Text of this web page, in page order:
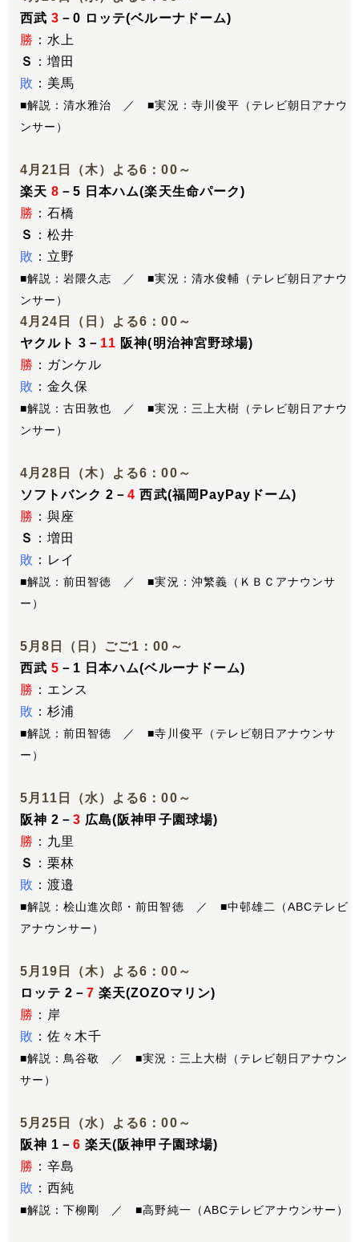
西武3 －0 ロッテ(ベルーナドーム)
勝 ：水上
Ｓ
：増田
敗 ：美馬
■解説：清水雅治 ／ ■実況：寺川俊平（テレビ朝日アナウ
ンサー）
4月21日（木）よる6：00～
楽天8 －5 日本ハム(楽天生命パーク)
勝 ：石橋
Ｓ
：松井
敗 ：立野
■解説：岩隈久志 ／ ■実況：清水俊輔（テレビ朝日アナウ
ンサー）
4月24日（日）よる6：00～
ヤクルト 3－ 11 阪神(明治神宮野球場)
勝 ：ガンケル
敗 ：金久保
■解説：古田敦也 ／ ■実況：三上大樹（テレビ朝日アナウ
ンサー）
4月28日（木）よる6：00～
ソフトバンク 2－4 西武(福岡PayPayドーム)
勝 ：與座
Ｓ
：増田
敗 ：レイ
■解説：前田智徳 ／ ■実況：沖繁義（ＫＢＣアナウンサ
ー）
5月8日（日）ごご1：00～
西武5 －1 日本ハム(ベルーナドーム)
勝 ：エンス
敗 ：杉浦
■解説：前田智徳 ／ ■寺川俊平（テレビ朝日アナウンサ
ー）
5月11日（水）よる6：00～
阪神 2－3 広島(阪神甲子園球場)
勝 ：九里
Ｓ
：栗林
敗 ：渡邉
■解説：桧山進次郎・前田智徳 ／ ■中邨雄二（ABCテレビ
アナウンサー）
5月19日（木）よる6：00～
ロッテ 2－7 楽天(ZOZOマリン)
勝 ：岸
敗 ：佐々木千
■解説：鳥谷敬 ／ ■実況：三上大樹（テレビ朝日アナウン
サー）
5月25日（水）よる6：00～
阪神 1－6 楽天(阪神甲子園球場)
勝 ：辛島
敗 ：西純
■解説：下柳剛 ／ ■高野純一（ABCテレビアナウンサー）